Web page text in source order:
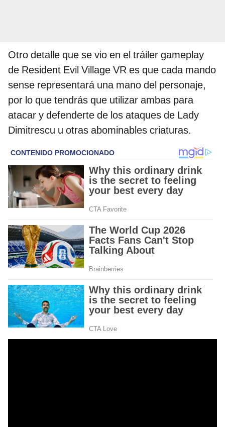
Otro detalle que se vio en el tráiler gameplay
de Resident Evil Village VR es que cada mando
sense representará una mano del personaje,
por lo que tendrás que utilizar ambas para
atacar y defenderte de los ataques de Lady
Dimitrescu u otras abominables criaturas.